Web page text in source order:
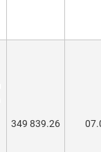
349 839.26